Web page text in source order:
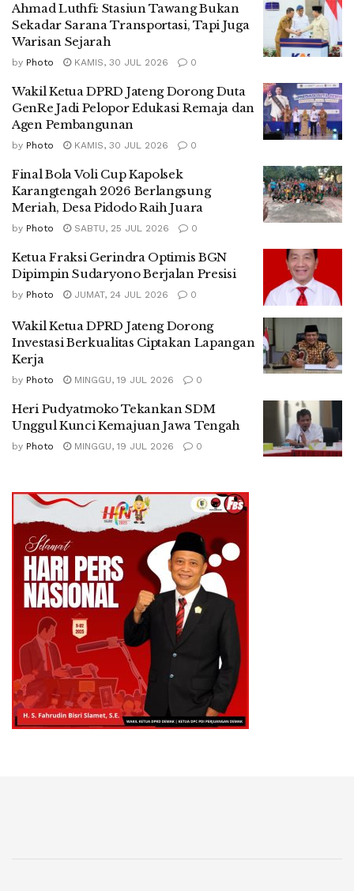
Ahmad Luthfi: Stasiun Tawang Bukan
Sekadar Sarana Transportasi, Tapi Juga
Warisan Sejarah
by Photo KAMIS, 30 JUL 2026 0
Wakil Ketua DPRD Jateng Dorong Duta
GenRe Jadi Pelopor Edukasi Remaja dan
Agen Pembangunan
by Photo KAMIS, 30 JUL 2026 0
Final Bola Voli Cup Kapolsek
Karangtengah 2026 Berlangsung
Meriah, Desa Pidodo Raih Juara
by Photo SABTU, 25 JUL 2026 0
Ketua Fraksi Gerindra Optimis BGN
Dipimpin Sudaryono Berjalan Presisi
by Photo JUMAT, 24 JUL 2026 0
Wakil Ketua DPRD Jateng Dorong
Investasi Berkualitas Ciptakan Lapangan
Kerja
by Photo MINGGU, 19 JUL 2026 0
Heri Pudyatmoko Tekankan SDM
Unggul Kunci Kemajuan Jawa Tengah
by Photo MINGGU, 19 JUL 2026 0